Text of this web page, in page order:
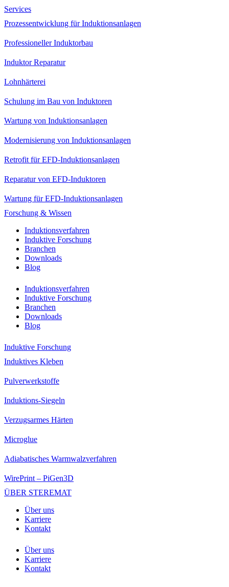
Services
Prozessentwicklung für Induktionsanlagen
Professioneller Induktorbau
Induktor Reparatur
Lohnhärterei
Schulung im Bau von Induktoren
Wartung von Induktionsanlagen
Modernisierung von Induktionsanlagen
Retrofit für EFD-Induktionsanlagen
Reparatur von EFD-Induktoren
Wartung für EFD-Induktionsanlagen
Forschung & Wissen
Induktionsverfahren
Induktive Forschung
Branchen
Downloads
Blog
Induktionsverfahren
Induktive Forschung
Branchen
Downloads
Blog
Induktive Forschung
Induktives Kleben
Pulverwerkstoffe
Induktions-Siegeln
Verzugsarmes Härten
Microglue
Adiabatisches Warmwalzverfahren
WirePrint – PiGen3D
ÜBER STEREMAT
Über uns
Karriere
Kontakt
Über uns
Karriere
Kontakt